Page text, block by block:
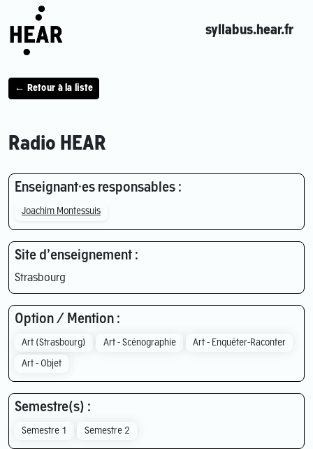
syllabus.hear.fr
← Retour à la liste
Radio HEAR
Enseignant·es responsables :
Joachim Montessuis
Site d’enseignement :
Strasbourg
Option / Mention :
Art (Strasbourg) Art - Scénographie Art - Enquêter-Raconter
Art - Objet
Semestre(s) :
Semestre 1 Semestre 2